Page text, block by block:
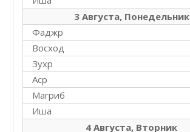
3 Августа, Понедельник
Фаджр
Восход
Зухр
Аср
Магриб
Иша
4 Августа, Вторник